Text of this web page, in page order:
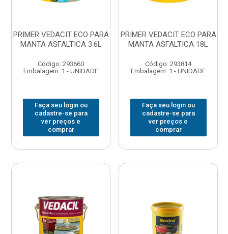
PRIMER VEDACIT ECO PARA
MANTA ASFALTICA 3.6L
Código: 293660
Embalagem: 1 - UNIDADE
Faça seu login ou
cadastre-se para
ver preços e
comprar
PRIMER VEDACIT ECO PARA
MANTA ASFALTICA 18L
Código: 293814
Embalagem: 1 - UNIDADE
Faça seu login ou
cadastre-se para
ver preços e
comprar